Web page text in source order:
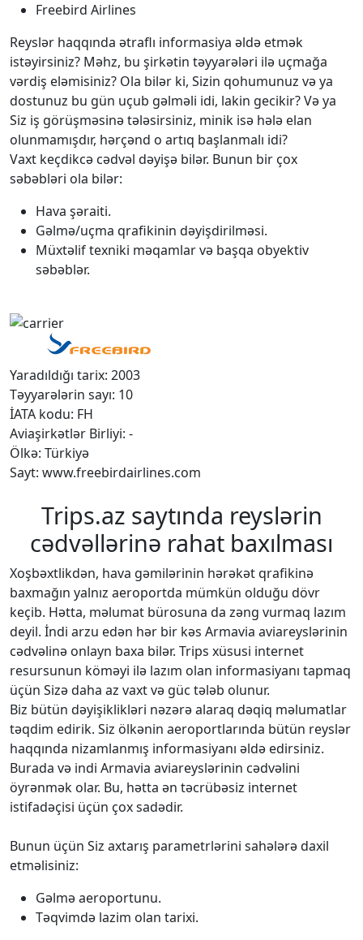
Freebird Airlines
Reyslər haqqında ətraflı informasiya əldə etmək
istəyirsiniz? Məhz, bu şirkətin təyyarələri ilə uçmağa
vərdiş eləmisiniz? Ola bilər ki, Sizin qohumunuz və ya
dostunuz bu gün uçub gəlməli idi, lakin gecikir? Və ya
Siz iş görüşməsinə tələsirsiniz, minik isə hələ elan
olunmamışdır, hərçənd o artıq başlanmalı idi?
Vaxt keçdikcə cədvəl dəyişə bilər. Bunun bir çox
səbəbləri ola bilər:
Hava şəraiti.
Gəlmə/uçma qrafikinin dəyişdirilməsi.
Müxtəlif texniki məqamlar və başqa obyektiv
səbəblər.
Yaradıldığı tarix: 2003
Təyyarələrin sayı: 10
İATA kodu: FH
Aviaşirkətlər Birliyi: -
Ölkə: Türkiyə
Sayt: www.freebirdairlines.com
Trips.az saytında reyslərin
cədvəllərinə rahat baxılması
Xoşbəxtlikdən, hava gəmilərinin hərəkət qrafikinə
baxmağın yalnız aeroportda mümkün olduğu dövr
keçib. Hətta, məlumat bürosuna da zəng vurmaq lazım
deyil. İndi arzu edən hər bir kəs Armavia aviareyslərinin
cədvəlinə onlayn baxa bilər. Trips xüsusi internet
resursunun köməyi ilə lazım olan informasiyanı tapmaq
üçün Sizə daha az vaxt və güc tələb olunur.
Biz bütün dəyişiklikləri nəzərə alaraq dəqiq məlumatlar
təqdim edirik. Siz ölkənin aeroportlarında bütün reyslər
haqqında nizamlanmış informasiyanı əldə edirsiniz.
Burada və indi Armavia aviareyslərinin cədvəlini
öyrənmək olar. Bu, hətta ən təcrübəsiz internet
istifadəçisi üçün çox sadədir.
Bunun üçün Siz axtarış parametrlərini sahələrə daxil
etməlisiniz:
Gəlmə aeroportunu.
Təqvimdə lazim olan tarixi.